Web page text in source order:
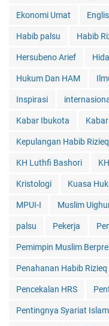
Ekonomi Umat
Habib palsu Habib
Hersubeno Arief
Hukum Dan HAM
Inspirasi
Kabar Ibukota
Kepulangan Habib
KH Luthfi Bashori
Kristologi Kuasa
MPUI-I Muslim
palsu Pekerja
Pemimpin Muslim
Penahanan Habib
Pencekalan HRS
Pentingnya Syariat Islam